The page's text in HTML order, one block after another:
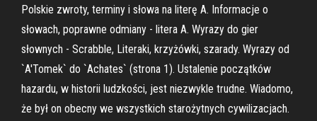
Polskie zwroty, terminy i słowa na literę A. Informacje o
słowach, poprawne odmiany - litera A. Wyrazy do gier
słownych - Scrabble, Literaki, krzyżówki, szarady. Wyrazy od
`A'Tomek` do `Achates` (strona 1). Ustalenie początków
hazardu, w historii ludzkości, jest niezwykle trudne. Wiadomo,
że był on obecny we wszystkich starożytnych cywilizacjach.